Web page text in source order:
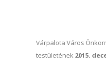
Várpalota Város
testületének 2015.